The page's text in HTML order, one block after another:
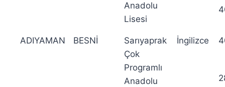
Anadolu
Lisesi
ADIYAMAN BESNİ
Sarıyaprak
Çok
Programlı
Anadolu
İngilizce